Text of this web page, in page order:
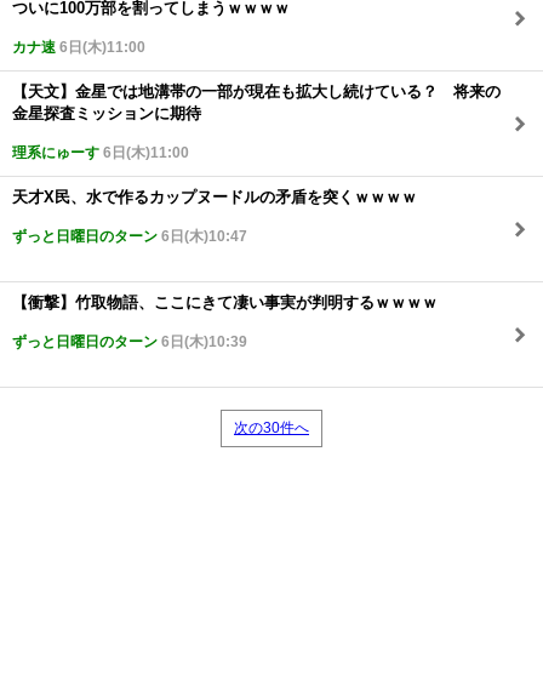
ついに100万部を割ってしまうｗｗｗｗ
カナ速 6日(木)11:00
【天文】金星では地溝帯の一部が現在も拡大し続けている？ 将来の
金星探査ミッションに期待
理系にゅーす 6日(木)11:00
天才X民、水で作るカップヌードルの矛盾を突くｗｗｗｗ
ずっと日曜日のターン 6日(木)10:47
【衝撃】竹取物語、ここにきて凄い事実が判明するｗｗｗｗ
ずっと日曜日のターン 6日(木)10:39
次の30件へ